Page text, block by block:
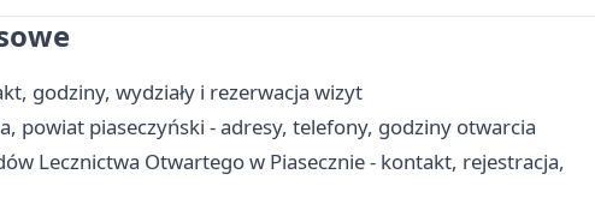
godziny, wydziały i rezerwacja wizyt
powiat piaseczyński - adresy, telefony, godziny otwarcia
Lecznictwa Otwartego w Piasecznie - kontakt, rejestracja,